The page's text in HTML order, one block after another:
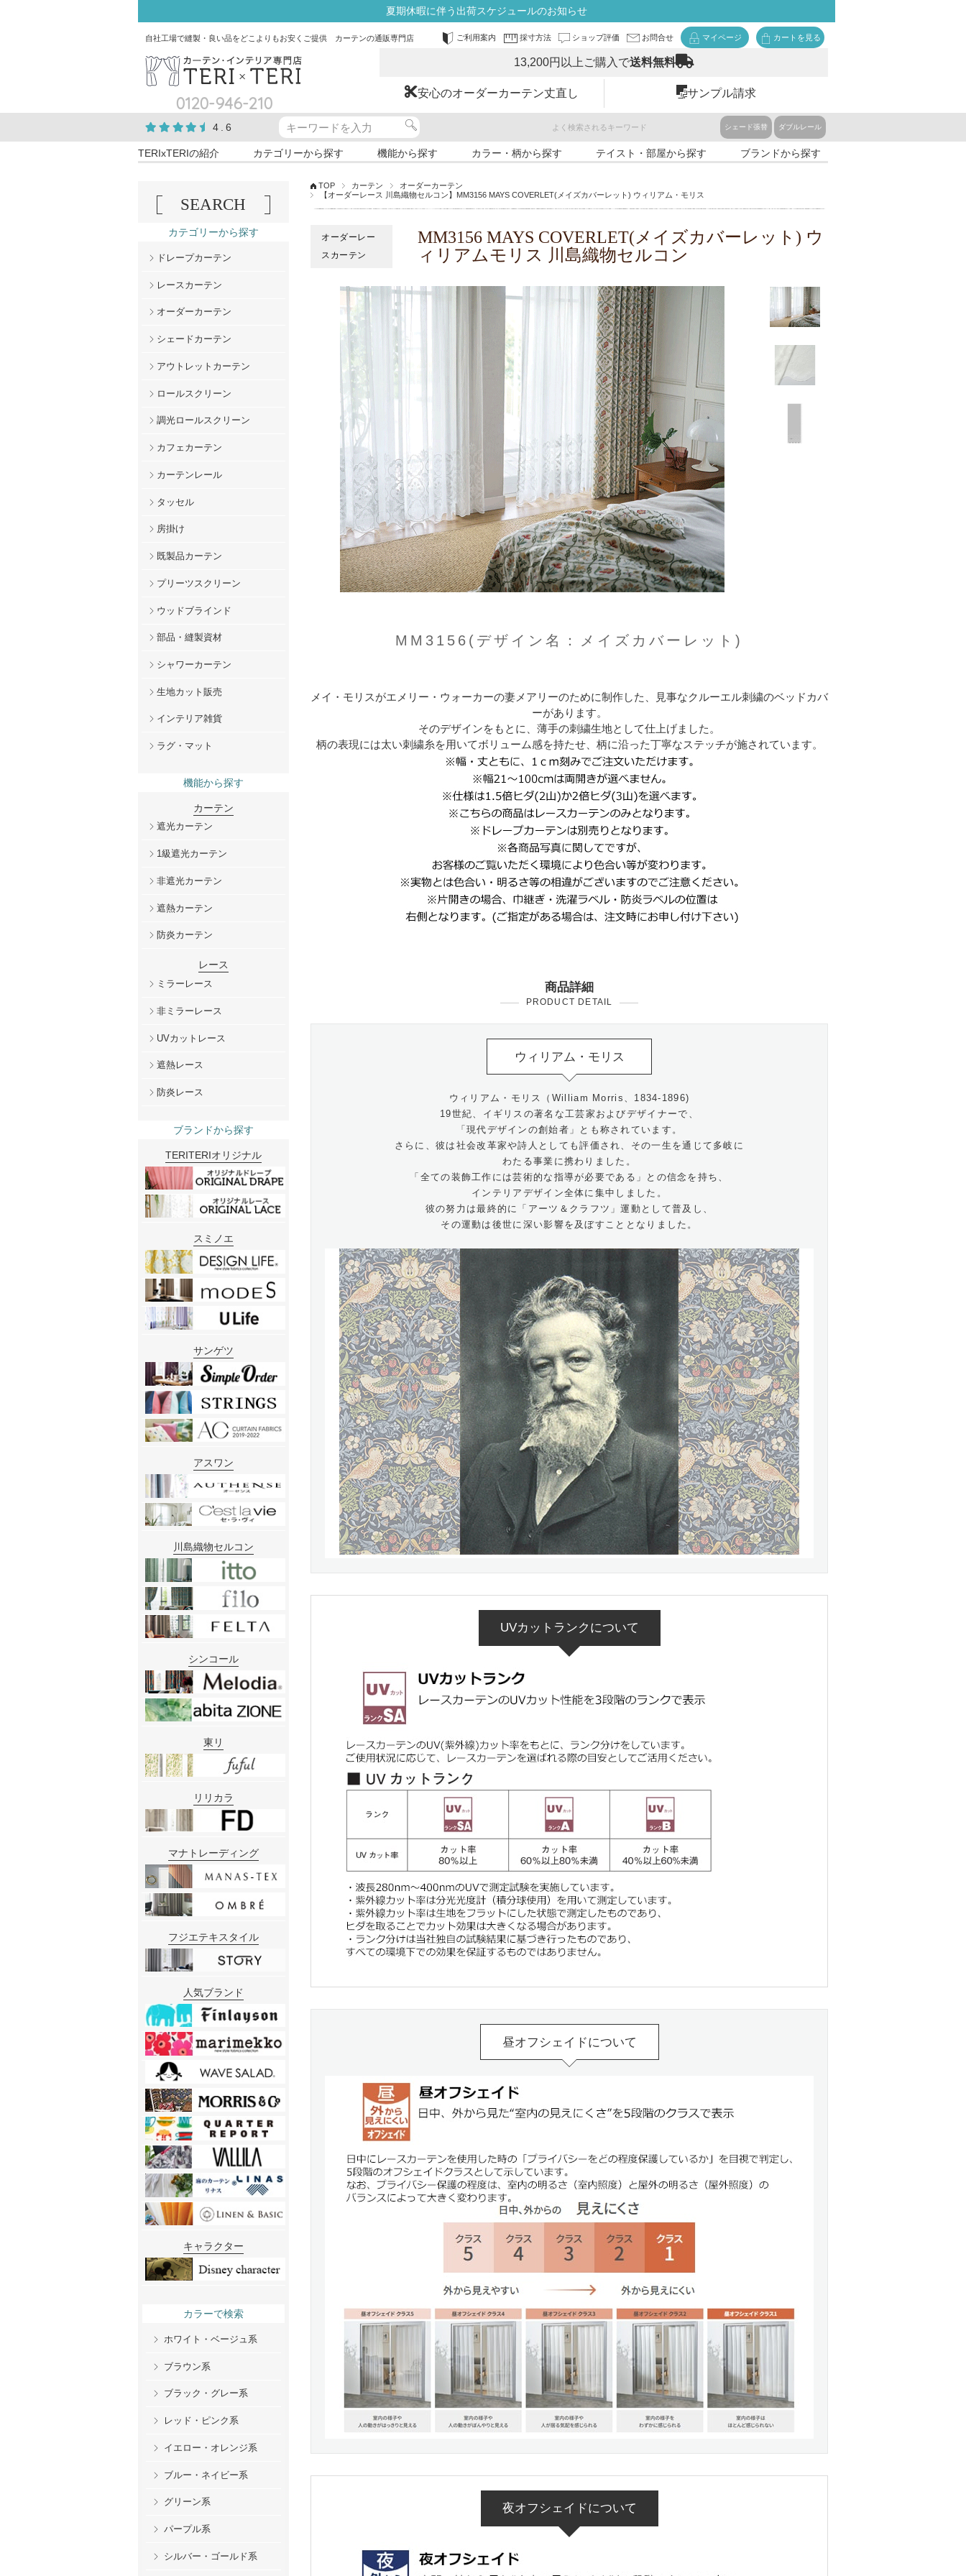
夏期休暇に伴う出荷スケジュールのお知らせ
自社工場で縫製・良い品をどこよりもお安くご提供 カーテンの通販専門店 ご利用案内 採寸方法 ショップ評価 お問合せ マイページ カートを見る
0120-946-210
13,200円以上ご購入で送料無料
安心のオーダーカーテン丈直し サンプル請求
4.6 よく検索されるキーワード シェード張替 ダブルレール
TERIxTERIの紹介 カテゴリーから探す 機能から探す カラー・柄から探す テイスト・部屋から探す ブランドから探す
TOP カーテン
オーダーカーテン
【オーダーレース 川島織物セルコン】MM3156 MAYS COVERLET(メイズカバーレット) ウィリアム・モリス
MM3156(デザイン名：メイズカバーレット)
オーダーレー
スカーテン
MM3156 MAYS COVERLET(メイズカバーレット) ウ
ィリアムモリス 川島織物セルコン
メイ・モリスがエメリー・ウォーカーの妻メアリーのために制作した、見事なクルーエル刺繍のベッドカバ
ーがあります。
そのデザインをもとに、薄手の刺繍生地として仕上げました。
柄の表現には太い刺繍糸を用いてボリューム感を持たせ、柄に沿った丁寧なステッチが施されています。
商品詳細
PRODUCT DETAIL
ウィリアム・モリス
ウィリアム・モリス（William Morris、1834-1896)
19世紀、イギリスの著名な工芸家およびデザイナーで、
「現代デザインの創始者」とも称されています。
さらに、彼は社会改革家や詩人としても評価され、その一生を通じて多岐に
わたる事業に携わりました。
「全ての装飾工作には芸術的な指導が必要である」との信念を持ち、
インテリアデザイン全体に集中しました。
彼の努力は最終的に「アーツ＆クラフツ」運動として普及し、
その運動は後世に深い影響を及ぼすこととなりました。
UVカットランクについて
昼オフシェイドについて
夜オフシェイドについて
SEARCH
カテゴリーから探す
ドレープカーテン
レースカーテン
オーダーカーテン
シェードカーテン
アウトレットカーテン
ロールスクリーン
調光ロールスクリーン
カフェカーテン
カーテンレール
タッセル
房掛け
既製品カーテン
プリーツスクリーン
ウッドブラインド
部品・縫製資材
シャワーカーテン
生地カット販売
インテリア雑貨
ラグ・マット
機能から探す
カーテン
遮光カーテン
1級遮光カーテン
非遮光カーテン
遮熱カーテン
防炎カーテン
レース
ミラーレース
非ミラーレース
UVカットレース
遮熱レース
防炎レース
ブランドから探す
TERITERIオリジナル
スミノエ
サンゲツ
アスワン
川島織物セルコン
シンコール
東リ
リリカラ
マナトレーディング
フジエテキスタイル
人気ブランド
キャラクター
カラーで検索
ホワイト・ベージュ系
ブラウン系
ブラック・グレー系
レッド・ピンク系
イエロー・オレンジ系
ブルー・ネイビー系
グリーン系
パープル系
シルバー・ゴールド系